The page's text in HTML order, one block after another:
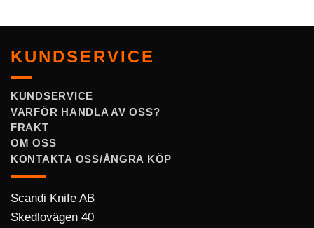
KUNDSERVICE
KUNDSERVICE
VARFÖR HANDLA AV OSS?
FRAKT
OM OSS
KONTAKTA OSS/ÅNGRA KÖP
Scandi Knife AB
Skedlovägen 40